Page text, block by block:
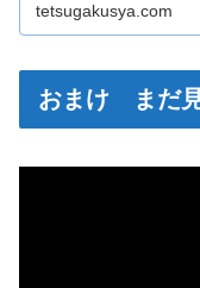
tetsugakusya.com
おまけ まだ